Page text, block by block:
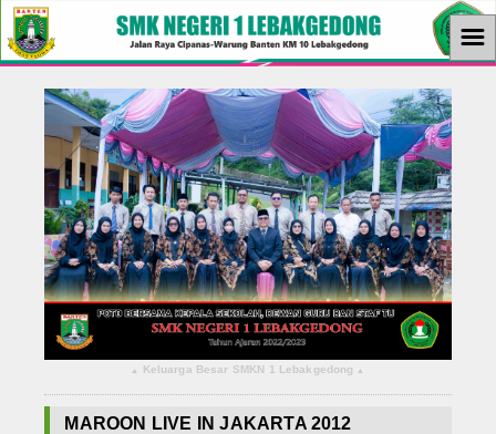
Home
Berita
KBM
Ekstrakurikuler
Ekonomi
Tutorial
Album Foto
☰
▴ Keluarga Besar SMKN 1 Lebakgedong ▴
MAROON LIVE IN JAKARTA 2012